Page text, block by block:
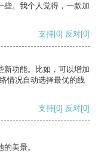
些。我个人觉得，一款加
支持[0] 反对[0]
新功能。比如，可以增加
情况自动选择最优的线
支持[0] 反对[0]
美景。